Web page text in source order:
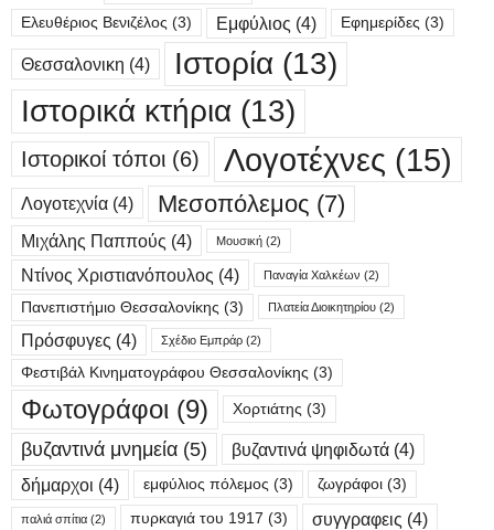
Ελευθέριος Βενιζέλος (3) Εμφύλιος (4) Εφημερίδες (3)
Θεσσαλονικη (4) Ιστορία (13)
Ιστορικά κτήρια (13)
Ιστορικοί τόποι (6) Λογοτέχνες (15)
Λογοτεχνία (4) Μεσοπόλεμος (7)
Μιχάλης Παππούς (4) Μουσική (2)
Ντίνος Χριστιανόπουλος (4) Παναγία Χαλκέων (2)
Πανεπιστήμιο Θεσσαλονίκης (3) Πλατεία Διοικητηρίου (2)
Πρόσφυγες (4) Σχέδιο Εμπράρ (2)
Φεστιβάλ Κινηματογράφου Θεσσαλονίκης (3)
Φωτογράφοι (9) Χορτιάτης (3)
βυζαντινά μνημεία (5) βυζαντινά ψηφιδωτά (4)
δήμαρχοι (4) εμφύλιος πόλεμος (3) ζωγράφοι (3)
παλιά σπίτια (2) πυρκαγιά του 1917 (3) συγγραφεις (4)